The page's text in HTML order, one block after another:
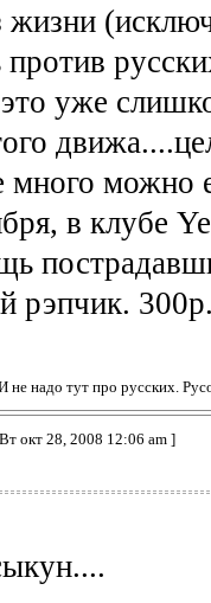
это уже
много можно
в клубе
рэпчик.
надо тут про русских.
окт 28, 2008 12:06 am ]